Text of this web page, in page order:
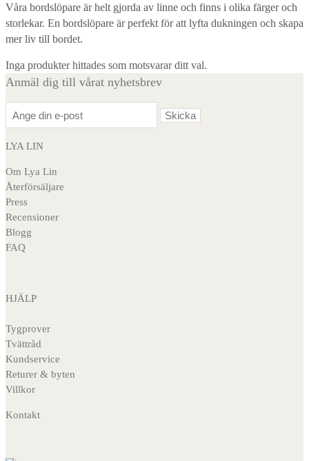
Våra bordslöpare är helt gjorda av linne och finns i olika färger och
storlekar. En bordslöpare är perfekt för att lyfta dukningen och skapa
mer liv till bordet.
Inga produkter hittades som motsvarar ditt val.
Anmäl dig till vårat nyhetsbrev
LYA LIN
Om Lya Lin
Återförsäljare
Press
Recensioner
Blogg
FAQ
HJÄLP
Tygprover
Tvättråd
Kundservice
Returer & byten
Villkor
Kontakt